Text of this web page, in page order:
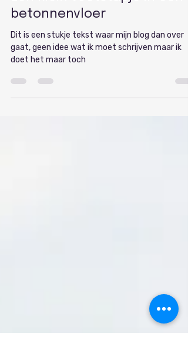
info321065
4 nov 2021
1 minuten om te lezen
Een klein voetstapje in een
betonnenvloer
Dit is een stukje tekst waar mijn blog dan over